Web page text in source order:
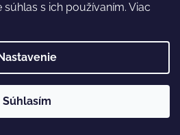
s ich používaním. Viac
Súhlasímnonstop), expedícia ako
že ste s nami💚